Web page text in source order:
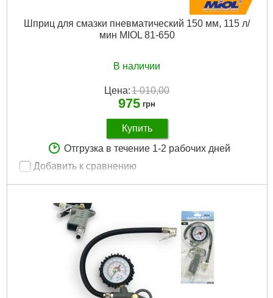
Шприц для смазки пневматический 150 мм, 115 л/
мин MIOL 81-650
В наличии
Цена:1 010,00
975 грн
Купить
Отгрузка в течение 1-2 рабочих дней
Добавить к сравнению
Артикул: 81-650
Длина трубки: 150 мм
Длина шланга: 300 мм
Объем емкости: 400 мл
Расход воздуха: 115 л/мин
Рабочее давление:
6 бар
Габариты упаковки: 390x170x70 мм
1,700 г